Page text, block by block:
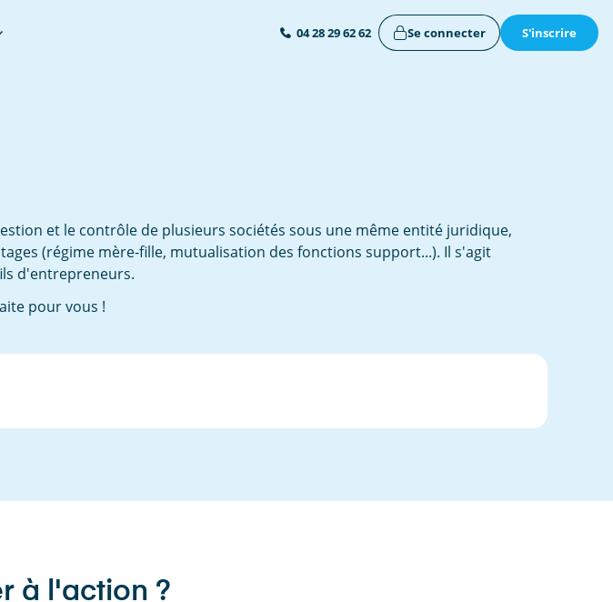
04 28 29 62 62 Se connecter S'inscrire
et le contrôle de plusieurs sociétés sous une même entité juridique,
(régime mère-fille, mutualisation des fonctions support...). Il s'agit
d'entrepreneurs.
pour vous !
à l'action ?